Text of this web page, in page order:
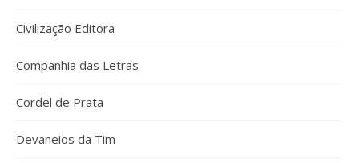
Civilização Editora
Companhia das Letras
Cordel de Prata
Devaneios da Tim